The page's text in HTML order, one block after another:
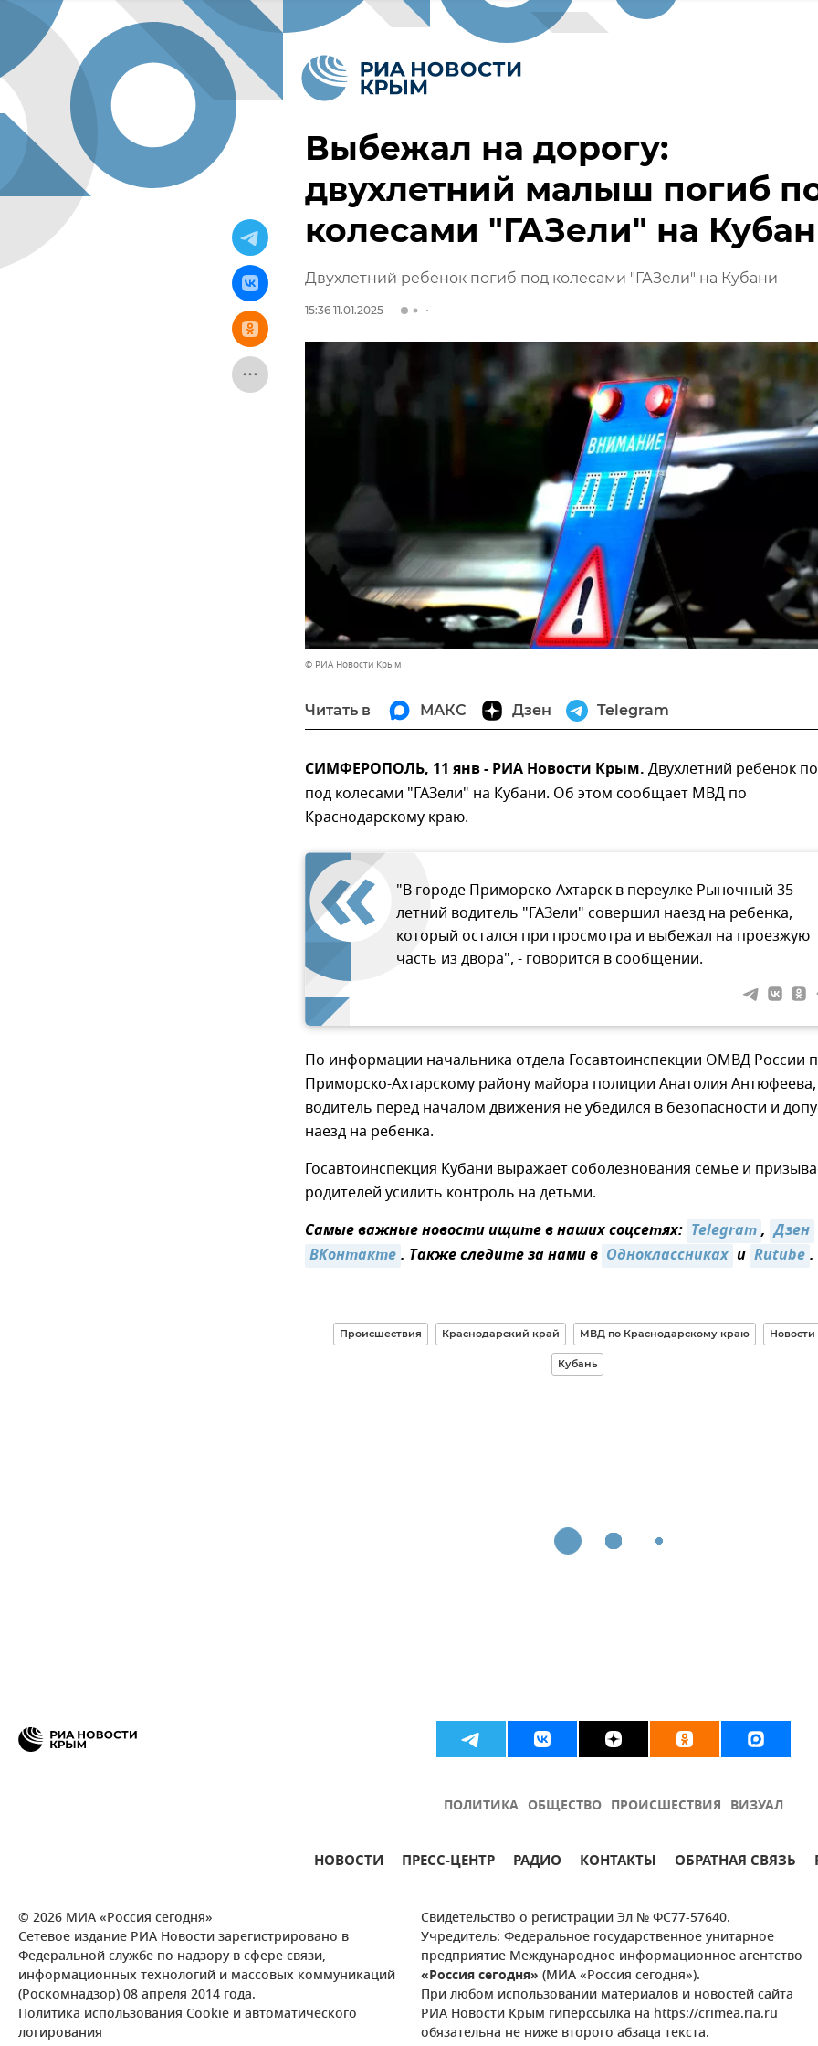
Выбежал на дорогу:
двухлетний малыш погиб
колесами "ГАЗели" на
Двухлетний ребенок погиб под колесами "ГАЗели" на Кубани
15:36 11.01.2025
© РИА Новости Крым
Читать в МАКС Дзен Telegram
СИМФЕРОПОЛЬ, 11 янв - РИА Новости Крым. Двухлетний ребенок
под колесами "ГАЗели" на Кубани. Об этом сообщает МВД по
Краснодарскому краю.
"В городе Приморско-Ахтарск в переулке Рыночный 35-
летний водитель "ГАЗели" совершил наезд на ребенка,
который остался при просмотра и выбежал на проезжую
часть из двора", - говорится в сообщении.
По информации начальника отдела Госавтоинспекции ОМВД России
Приморско-Ахтарскому району майора полиции Анатолия Антюфеева,
водитель перед началом движения не убедился в безопасности и
наезд на ребенка.
Госавтоинспекция Кубани выражает соболезнования семье и
родителей усилить контроль на детьми.
Самые важные новости ищите в наших соцсетях: Telegram, Дзен
ВКонтакте. Также следите за нами в Одноклассниках и Rutube.
Происшествия Краснодарский край МВД по Краснодарскому краю Новости
Кубань
ПОЛИТИКА ОБЩЕСТВО ПРОИСШЕСТВИЯ ВИЗУАЛ
НОВОСТИ ПРЕСС-ЦЕНТР РАДИО КОНТАКТЫ ОБРАТНАЯ СВЯЗЬ
© 2026 МИА «Россия сегодня»
Сетевое издание РИА Новости зарегистрировано в
Федеральной службе по надзору в сфере связи,
информационных технологий и массовых коммуникаций
(Роскомнадзор) 08 апреля 2014 года.
Политика использования Cookie и автоматического
логирования
Свидетельство о регистрации Эл № ФС77-57640.
Учредитель: Федеральное государственное унитарное
предприятие Международное информационное агентство
«Россия сегодня» (МИА «Россия сегодня»).
При любом использовании материалов и новостей сайта
РИА Новости Крым гиперссылка на https://crimea.ria.ru
обязательна не ниже второго абзаца текста.